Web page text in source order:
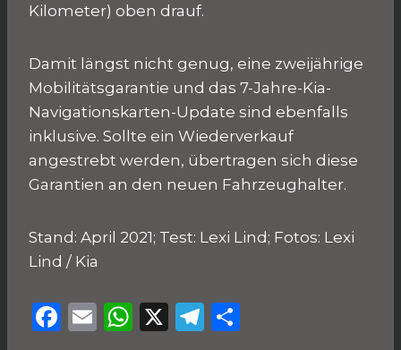
Kilometer) oben drauf.
Damit längst nicht genug, eine zweijährige
Mobilitätsgarantie und das 7-Jahre-Kia-
Navigationskarten-Update sind ebenfalls
inklusive. Sollte ein Wiederverkauf
angestrebt werden, übertragen sich diese
Garantien an den neuen Fahrzeughalter.
Stand: April 2021; Test: Lexi Lind; Fotos: Lexi
Lind / Kia
F
E
W X
T